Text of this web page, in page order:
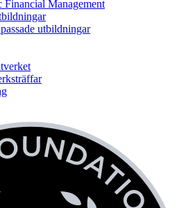
Financial Management
utbildningar